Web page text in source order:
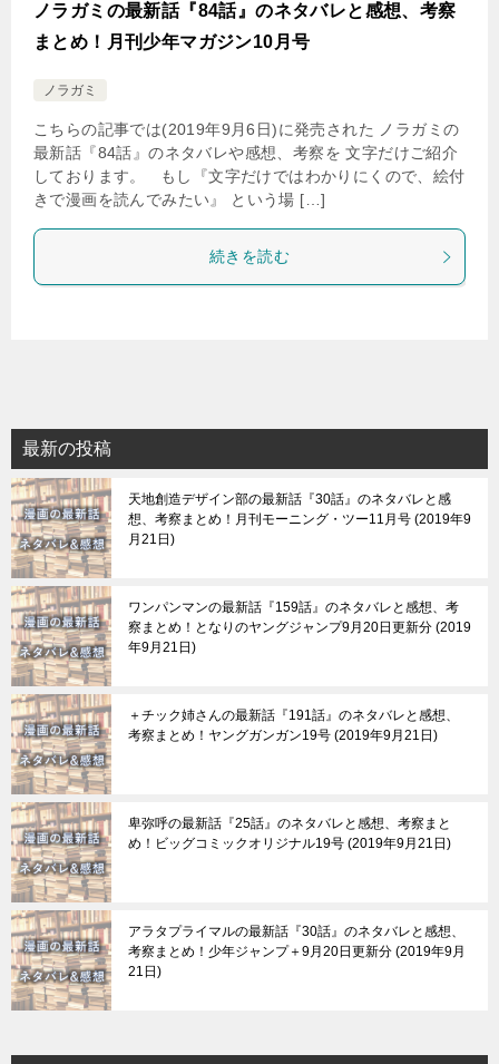
ノラガミの最新話『84話』のネタバレと感想、考察
まとめ！月刊少年マガジン10月号
ノラガミ
こちらの記事では(2019年9月6日)に発売された ノラガミの
最新話『84話』のネタバレや感想、考察を 文字だけご紹介
しております。 もし『文字だけではわかりにくので、絵付
きで漫画を読んでみたい』 という場 […]
続きを読む
最新の投稿
天地創造デザイン部の最新話『30話』のネタバレと感
想、考察まとめ！月刊モーニング・ツー11月号 2019年9
月21日
ワンパンマンの最新話『159話』のネタバレと感想、考
察まとめ！となりのヤングジャンプ9月20日更新分 2019
年9月21日
＋チック姉さんの最新話『191話』のネタバレと感想、
考察まとめ！ヤングガンガン19号 2019年9月21日
卑弥呼の最新話『25話』のネタバレと感想、考察まと
め！ビッグコミックオリジナル19号 2019年9月21日
アラタプライマルの最新話『30話』のネタバレと感想、
考察まとめ！少年ジャンプ＋9月20日更新分 2019年9月
21日